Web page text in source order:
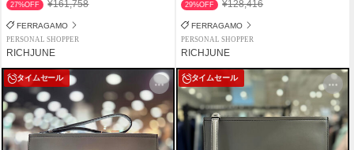
27%OFF ¥161,758
FERRAGAMO
PERSONAL SHOPPER
RICHJUNE
29%OFF ¥128,416
FERRAGAMO
PERSONAL SHOPPER
RICHJUNE
タイムセール タイムセール